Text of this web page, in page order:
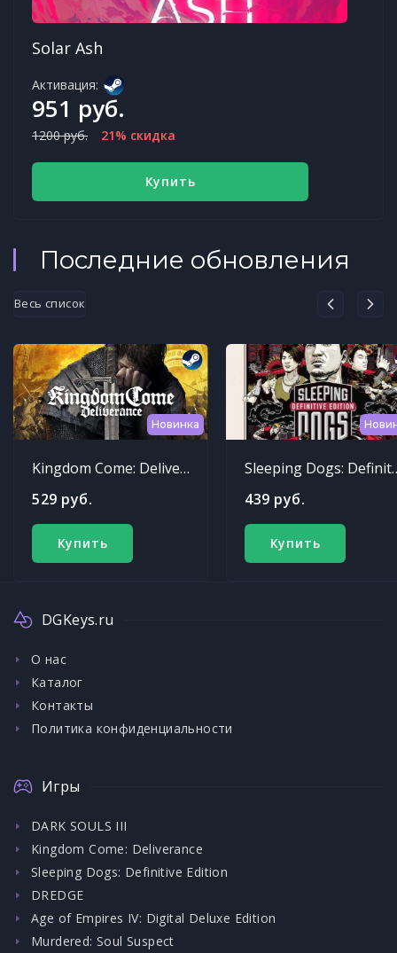
Solar Ash
Активация:
951 руб.
1200 руб. 21% скидка
Купить
Последние обновления
Весь список
Новинка
Kingdom Come: Deliverance
529 руб.
Купить
Sleeping
439 руб.
Купить
DGKeys.ru
О нас
Каталог
Контакты
Политика конфиденциальности
Игры
DARK SOULS III
Kingdom Come: Deliverance
Sleeping Dogs: Definitive Edition
DREDGE
Age of Empires IV: Digital Deluxe Edition
Murdered: Soul Suspect